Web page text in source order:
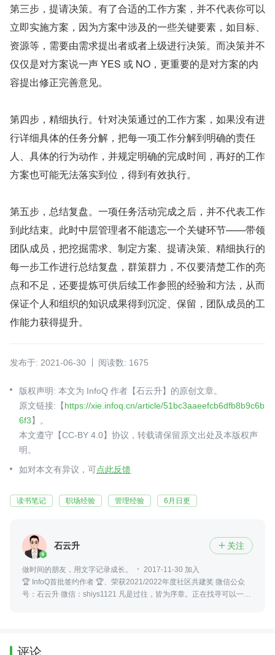
第三步，提请决策。有了合适的工作方案，并不代表你可以
立即实施方案，因为方案中涉及的一些关键要素，如目标、
资源等，需要由需求提出者或者上级进行决策。而决策并不
仅仅是对方案说一声 YES 或 NO，更重要的是对方案的内
容提出修正完善意见。
第四步，精细执行。针对决策通过的工作方案，如果没有进
行详细具体的任务分解，把每一项工作分解到明确的责任
人、具体的行为动作，并规定明确的完成时间，再好的工作
方案也可能无法落实到位，得到有效执行。
第五步，总结复盘。一项任务活动完成之后，并不代表工作
到此结束。此时中层管理者不能遗忘一个关键环节——带领
团队成员，把挖掘需求、制定方案、提请决策、精细执行的
每一步工作进行总结复盘，群策群力，不仅要清楚工作的亮
点和不足，还要提炼可供后续工作参照的经验和方法，从而
保证个人和组织的知识成果得到沉淀、保留，团队成员的工
作能力获得提升。
发布于: 2021-06-30 阅读数: 1675
版权声明: 本文为 InfoQ 作者【石云升】的原创文章。
原文链接:【https://xie.infoq.cn/article/51bc3aaeefcb6dfb8b9c6b
6f3】。
本文遵守【CC-BY 4.0】协议，转载请保留原文出处及本版权声
明。
如对本文有异议，可点此反馈
读书笔记 职场经验 管理经验 6月日更
石云升  关注
做时间的朋友，用文字记录成长。
2017-11-30 加入
🏆 InfoQ首批签约作者 🏆、荣获2021/2022年度社区共建奖 微信公众
号：石云升 微信：shiys1121 凡是过往，皆为序章。正在找寻可以一起
评论